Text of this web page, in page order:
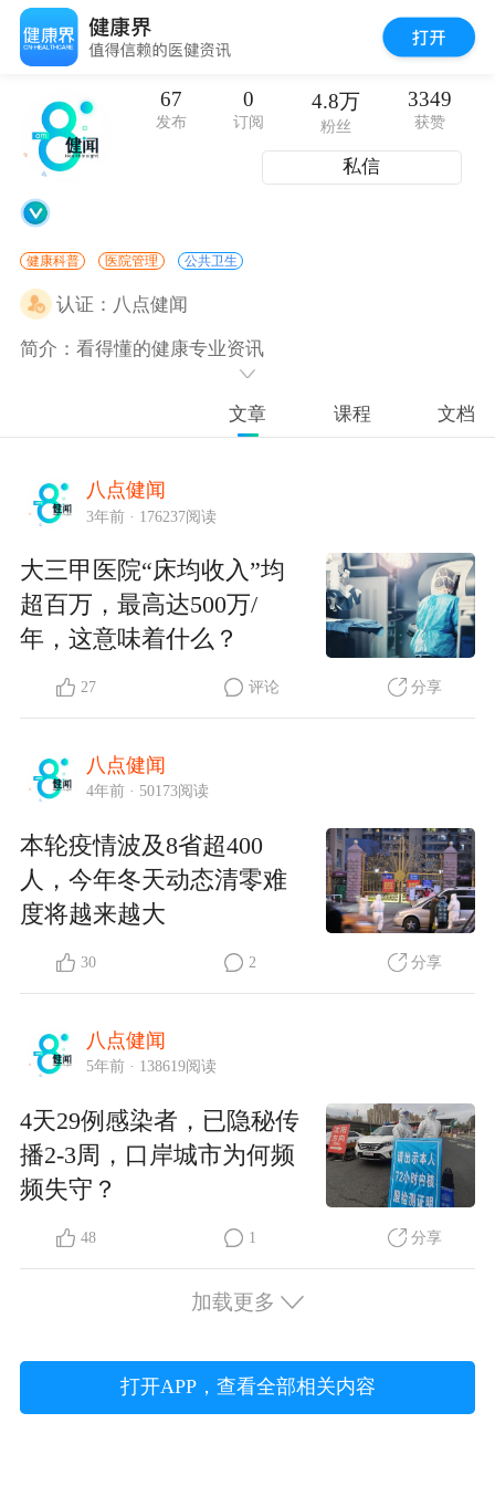
67
发布
0
订阅
4.8万
粉丝
3349
获赞
私信
健康科普 医院管理 公共卫生
认证： 八点健闻
简介：看得懂的健康专业资讯
文章 课程 文档
八点健闻
3年前 · 176237阅读
大三甲医院“床均收入”均
超百万，最高达500万/
年，这意味着什么？
27 评论 分享
八点健闻
4年前 · 50173阅读
本轮疫情波及8省超400
人，今年冬天动态清零难
度将越来越大
30 2 分享
八点健闻
5年前 · 138619阅读
4天29例感染者，已隐秘传
播2-3周，口岸城市为何频
频失守？
48 1 分享
加载更多
打开APP，查看全部相关内容